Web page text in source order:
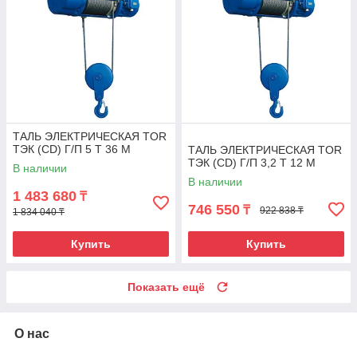
ТАЛЬ ЭЛЕКТРИЧЕСКАЯ TOR
ТЭК (CD) Г/П 5 Т 36 М
В наличии
1 483 680 ₸
1 834 040 ₸
Купить
ТАЛЬ ЭЛЕКТРИЧЕСКАЯ TOR
ТЭК (CD) Г/П 3,2 Т 12 М
В наличии
746 550 ₸ 922 838 ₸
Купить
Показать ещё
О нас